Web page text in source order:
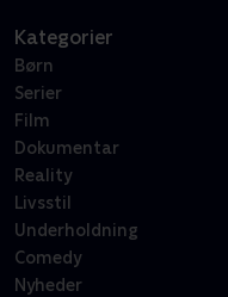
Kategorier
Børn
Serier
Film
Dokumentar
Reality
Livsstil
Underholdning
Comedy
Nyheder